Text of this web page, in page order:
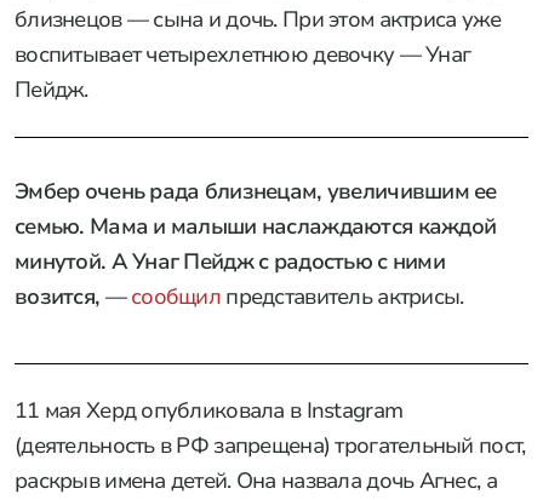
близнецов — сына и дочь. При этом актриса уже
воспитывает четырехлетнюю девочку — Унаг
Пейдж.
Эмбер очень рада близнецам, увеличившим ее
семью. Мама и малыши наслаждаются каждой
минутой. А Унаг Пейдж с радостью с ними
возится, —сообщил представитель актрисы.
11 мая Херд опубликовала в Instagram
(деятельность в РФ запрещена) трогательный пост,
раскрыв имена детей. Она назвала дочь Агнес, а